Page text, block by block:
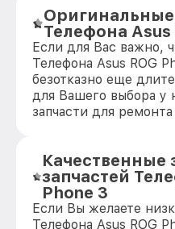
Оригинальные
Телефона Asus
Если для Вас важно,
Телефона Asus ROG
безотказно еще
для Вашего выбора у
запчасти для
Качественные
запчастей
Phone 3
Если Вы желаете
Телефона Asus ROG